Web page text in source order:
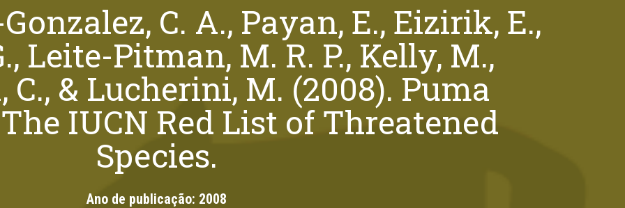
C. A., Payan, E., Eizirik, E.,
Leite-Pitman, M. R. P., Kelly, M.,
& Lucherini, M. (2008). Puma
IUCN Red List of Threatened
Species.
Ano de publicação: 2008